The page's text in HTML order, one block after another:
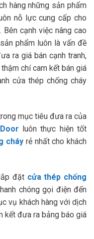
hàng những sản phẩm
nỗ lực cung cấp cho
cạnh việc nâng cao
phẩm luôn là vấn đề
ra giá bán cạnh tranh,
chí cam kết bán giá
cửa thép chống cháy
mục tiêu đưa ra của
luôn thực hiện tốt
cháy rẻ nhất cho khách
đặt cửa thép chống
chóng gọi điện đến
vụ khách hàng với dịch
kết đưa ra bảng báo giá